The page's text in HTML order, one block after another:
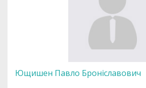
Ющишен Павло Броніславович